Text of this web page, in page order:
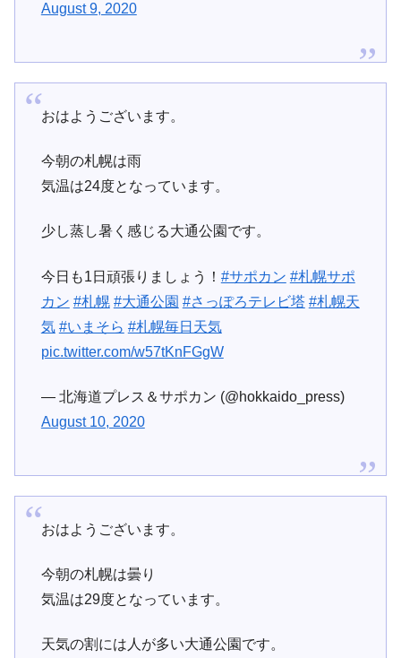
August 9, 2020
おはようございます。
今朝の札幌は雨
気温は24度となっています。
少し蒸し暑く感じる大通公園です。
今日も1日頑張りましょう！ #サポカン #札幌サポ
カン #札幌 #大通公園 #さっぽろテレビ塔 #札幌天
気 #いまそら #札幌毎日天気
pic.twitter.com/w57tKnFGgW
— 北海道プレス＆サポカン (@hokkaido_press)
August 10, 2020
おはようございます。
今朝の札幌は曇り
気温は29度となっています。
天気の割には人が多い大通公園です。